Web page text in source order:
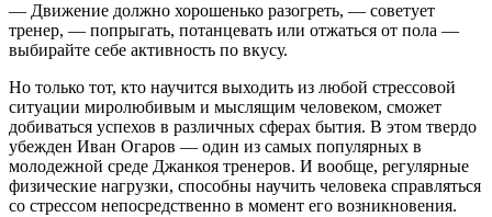
— Движение должно хорошенько разогреть, — советует
тренер, — попрыгать, потанцевать или отжаться от пола —
выбирайте себе активность по вкусу.
Но только тот, кто научится выходить из любой стрессовой
ситуации миролюбивым и мыслящим человеком, сможет
добиваться успехов в различных сферах бытия. В этом твердо
убежден Иван Огаров — один из самых популярных в
молодежной среде Джанкоя тренеров. И вообще, регулярные
физические нагрузки, способны научить человека справляться
со стрессом непосредственно в момент его возникновения.